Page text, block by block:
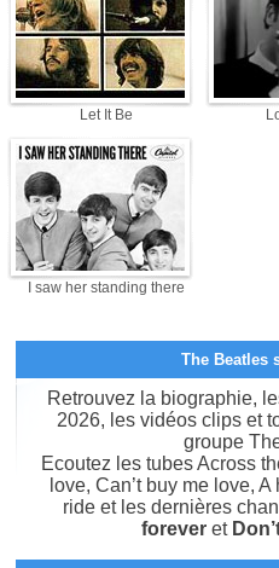
Let It Be
I saw her standing there
The Beatles
Retrouvez la biographie,
2026, les vidéos clips et
groupe
Ecoutez les tubes Across
love, Can’t buy me love,
ride et les dernières
foreveret